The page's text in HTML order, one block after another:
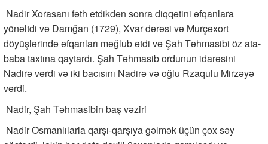
Nadir Xorasanı fəth etdikdən sonra diqqətini əfqanlara
yönəltdi və Damğan (1729), Xvar dərəsi və Murçexort
döyüşlərində əfqanları məğlub etdi və Şah Təhmasibi öz ata-
baba taxtına qaytardı. Şah Təhmasib ordunun idarəsini
Nadirə verdi və iki bacısını Nadirə və oğlu Rzaqulu Mirzəyə
verdi.
Nadir, Şah Təhmasibin baş vəziri
Nadir Osmanlılarla qarşı-qarşıya gəlmək üçün çox səy